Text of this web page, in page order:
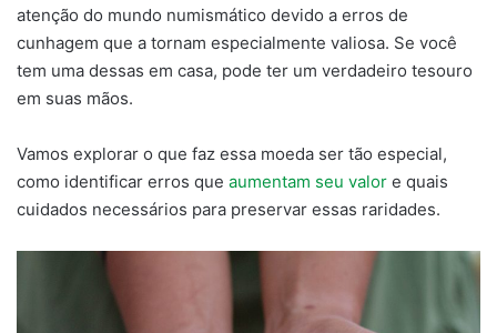
atenção do mundo numismático devido a erros de
cunhagem que a tornam especialmente valiosa. Se você
tem uma dessas em casa, pode ter um verdadeiro tesouro
em suas mãos.
Vamos explorar o que faz essa moeda ser tão especial,
como identificar erros que aumentam seu valor e quais
cuidados necessários para preservar essas raridades.